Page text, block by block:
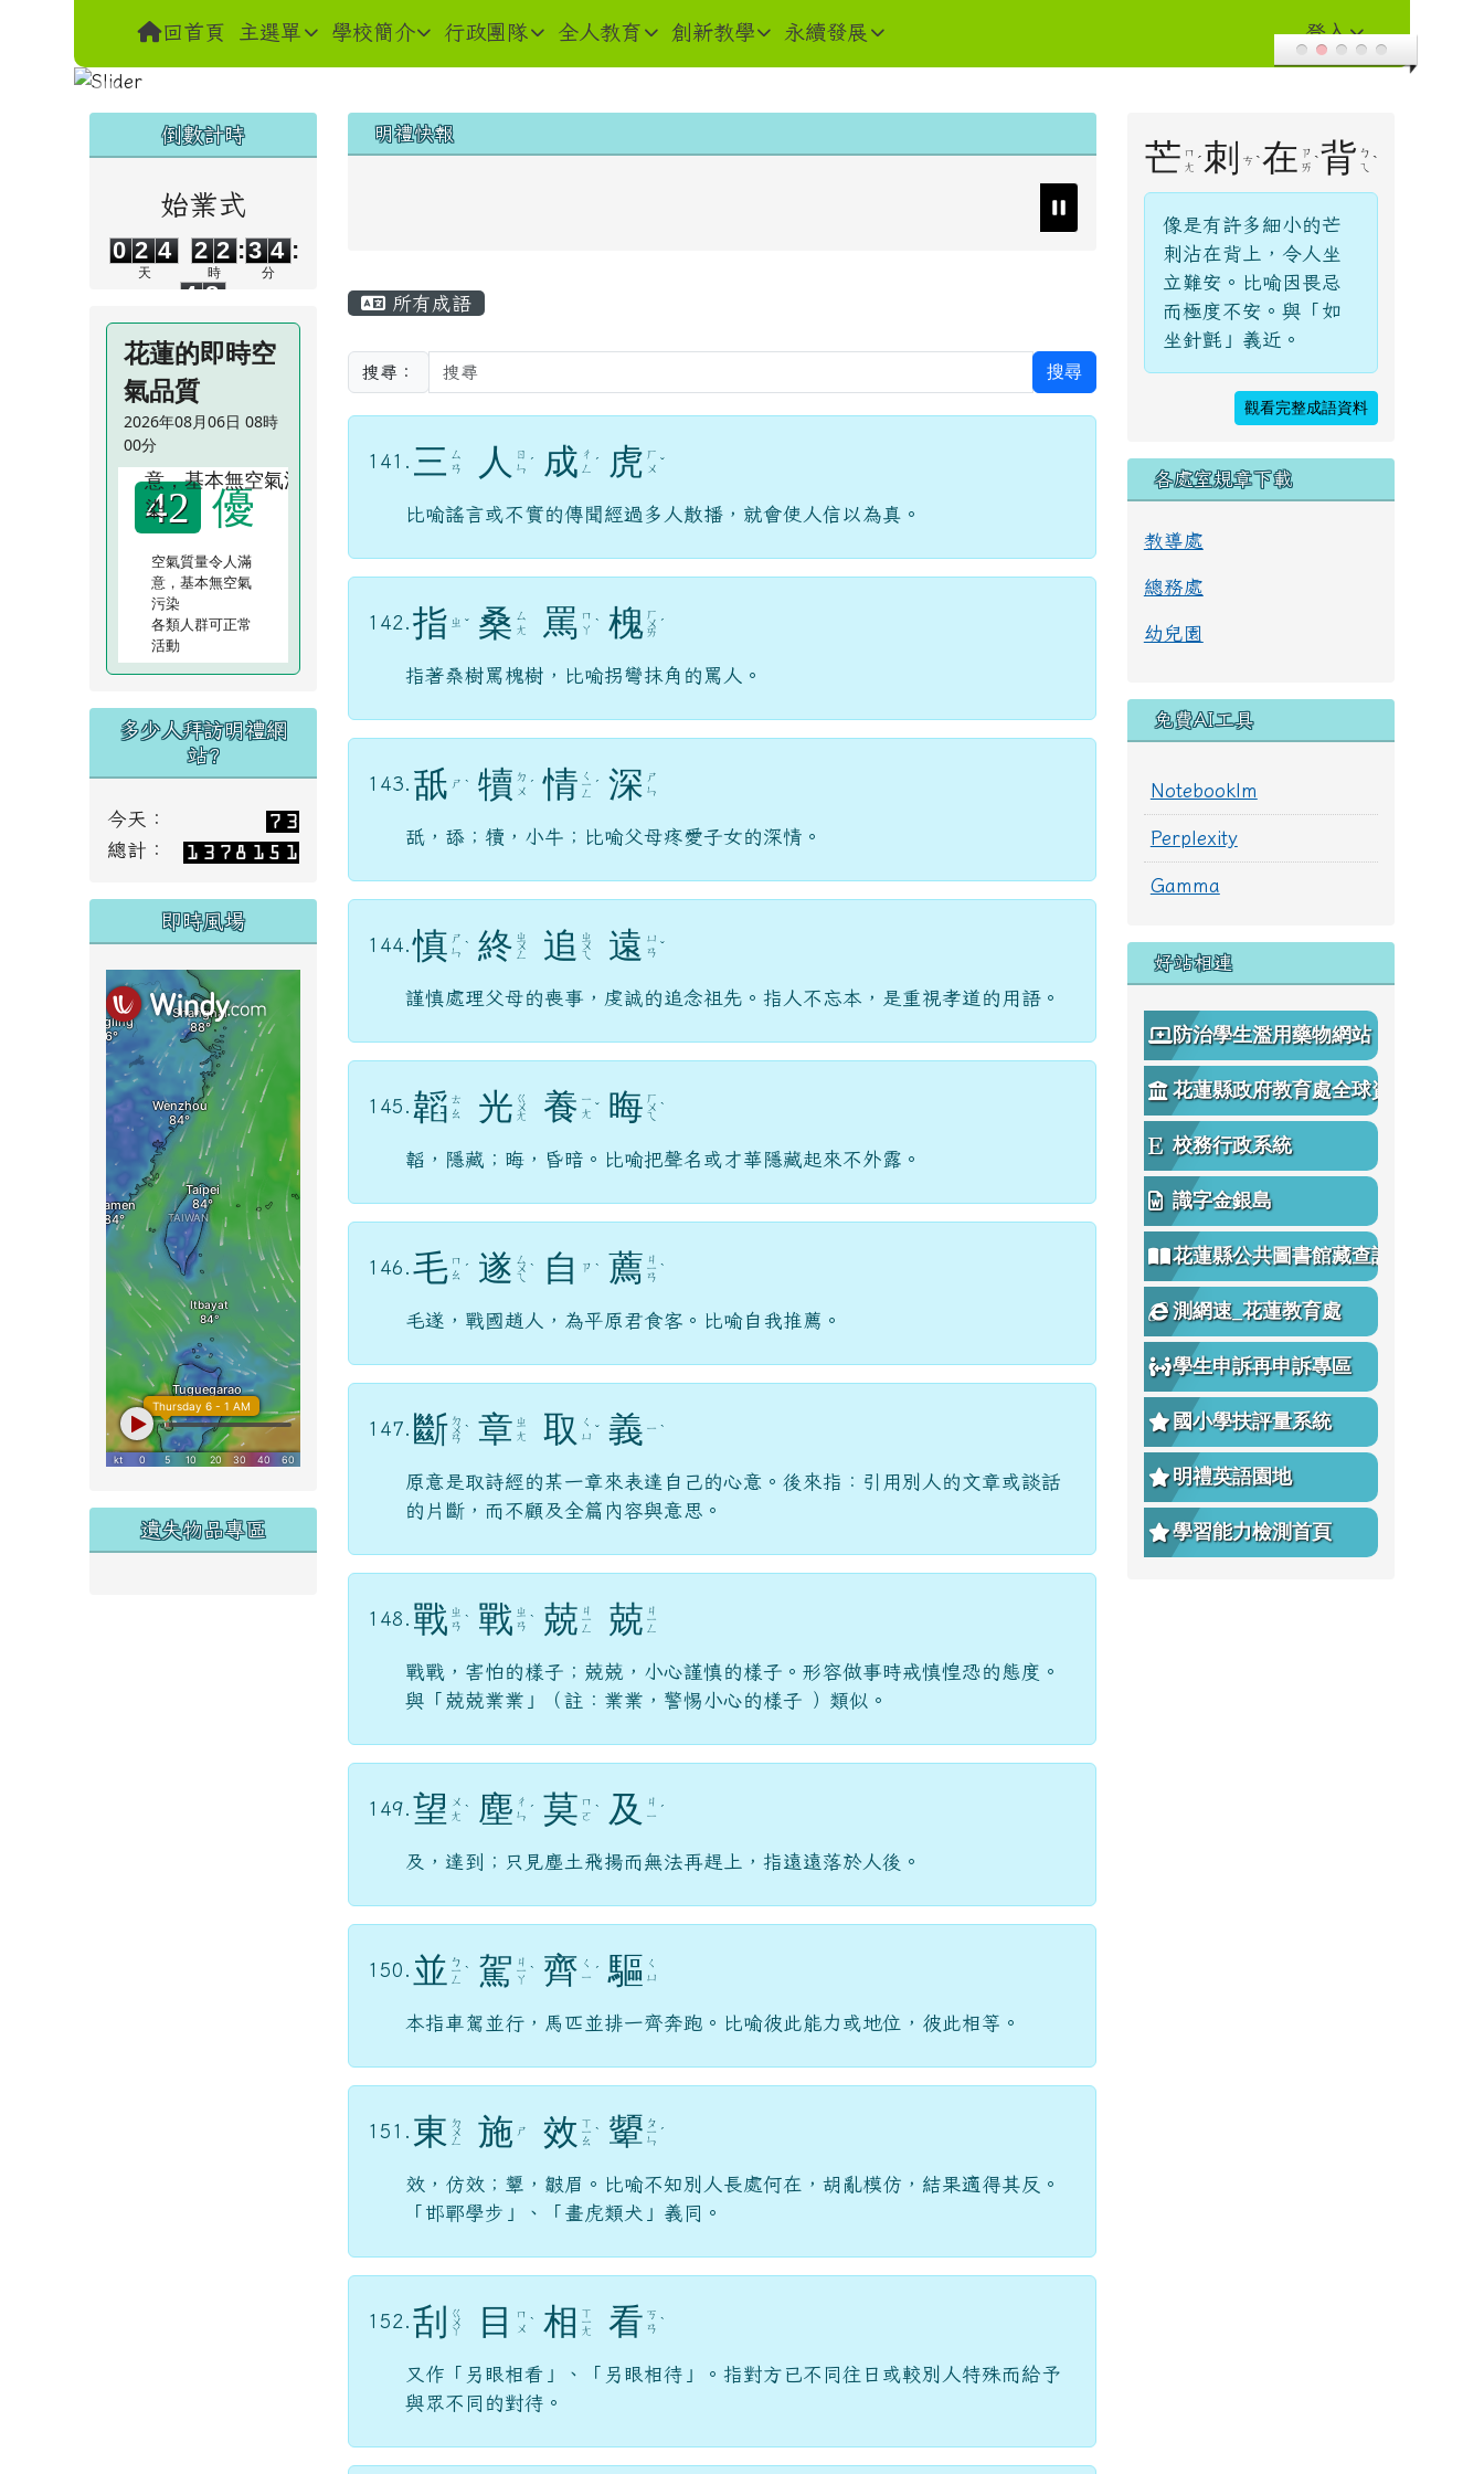
花蓮縣花蓮市明禮國小
回首頁 主選單 學校簡介 行政團隊 全人教育 創新教學 永續發展 登入
左邊區域內容
倒數計時
始業式
0 2
4
4
天
2
2
2
2
時
:3 4
分
:
4
4
7
7
花蓮的即時空
氣品質
2026年08月06日 08時
00分
42 優
空氣質量令人滿
意，基本無空氣
污染
各類人群可正常
活動
多少人拜訪明禮網
站?
今天：
總計：
即時風場
遺失物品專區
上中區域內容
明禮快報
主內容區域
所有成語
搜尋： 搜尋
141. 三 ㄙ
ㄢ
人
ㄖ
ㄣ ˊ 成 ㄔ
ㄥ
ˊ 虎 ㄏ
ㄨ ˇ
比喻謠言或不實的傳聞經過多人散播，就會使人信以為真。
142. 指 ㄓ ˇ 桑 ㄙ
ㄤ
罵 ㄇ
ㄚ ˋ 槐 ㄏ
ㄨ
ㄞ
ˊ
指著桑樹罵槐樹，比喻拐彎抹角的罵人。
143. 舐 ㄕ ˋ 犢 ㄉ
ㄨ ˊ 情 ㄑ
ㄧ
ㄥ
ˊ 深 ㄕ
ㄣ
舐，舔；犢，小牛；比喻父母疼愛子女的深情。
144. 慎 ㄕ
ㄣ ˋ 終 ㄓ
ㄨ
ㄥ 追 ㄓ
ㄨ
ㄟ 遠 ㄩ
ㄢ ˇ
謹慎處理父母的喪事，虔誠的追念祖先。指人不忘本，是重視孝道的用語。
145. 韜 ㄊ
ㄠ
光 ㄍ
ㄨ
ㄤ 養 ㄧ
ㄤ ˇ 晦 ㄏ
ㄨ
ㄟ
ˋ
韜，隱藏；晦，昏暗。比喻把聲名或才華隱藏起來不外露。
146. 毛 ㄇ
ㄠ ˊ 遂 ㄙ
ㄨ
ㄟ
ˋ 自 ㄗ ˋ 薦 ㄐ
ㄧ
ㄢ
ˋ
毛遂，戰國趙人，為平原君食客。比喻自我推薦。
147. 斷 ㄉ
ㄨ
ㄢ
ˋ 章 ㄓ
ㄤ
取
ㄑ
ㄩ ˇ 義 ㄧ ˋ
原意是取詩經的某一章來表達自己的心意。後來指：引用別人的文章或談話
的片斷，而不顧及全篇內容與意思。
148. 戰 ㄓ
ㄢ ˋ 戰 ㄓ
ㄢ ˋ 兢 ㄐ
ㄧ
ㄥ 兢 ㄐ
ㄧ
ㄥ
戰戰，害怕的樣子；兢兢，小心謹慎的樣子。形容做事時戒慎惶恐的態度。
與「兢兢業業」（註：業業，警惕小心的樣子 ）類似。
149. 望
ㄨ
ㄤ ˋ 塵 ㄔ
ㄣ ˊ 莫 ㄇ
ㄛ ˋ 及
ㄐ
ㄧ ˊ
及，達到；只見塵土飛揚而無法再趕上，指遠遠落於人後。
150. 並 ㄅ
ㄧ
ㄥ
ˋ 駕 ㄐ
ㄧ
ㄚ
ˋ 齊 ㄑ
ㄧ ˊ 驅 ㄑ
ㄩ
本指車駕並行，馬匹並排一齊奔跑。比喻彼此能力或地位，彼此相等。
151. 東 ㄉ
ㄨ
ㄥ 施 ㄕ 效 ㄒ
ㄧ
ㄠ
ˋ 顰 ㄆ
ㄧ
ㄣ
ˊ
效，仿效；顰，皺眉。比喻不知別人長處何在，胡亂模仿，結果適得其反。
「邯鄲學步」、「畫虎類犬」義同。
152. 刮 ㄍ
ㄨ
ㄚ 目
ㄇ
ㄨ ˋ 相 ㄒ
ㄧ
ㄤ 看 ㄎ
ㄢ ˋ
又作「另眼相看」、「另眼相待」。指對方已不同往日或較別人特殊而給予
與眾不同的對待。
右邊區域內容
芒 ㄇ
ㄤ ˊ刺 ㄘ ˋ在 ㄗ
ㄞ ˋ背 ㄅ
ㄟ ˋ
像是有許多細小的芒
刺沾在背上，令人坐
立難安。比喻因畏忌
而極度不安。與「如
坐針氈」義近。
觀看完整成語資料
各處室規章下載
教導處
總務處
幼兒園
免費AI工具
Notebooklm
Perplexity
Gamma
好站相連
防治學生濫用藥物網站
花蓮縣政府教育處全球資
訊網
校務行政系統
識字金銀島
花蓮縣公共圖書館藏查詢
測網速_花蓮教育處
學生申訴再申訴專區
國小學扶評量系統
明禮英語園地
學習能力檢測首頁
頁尾區域